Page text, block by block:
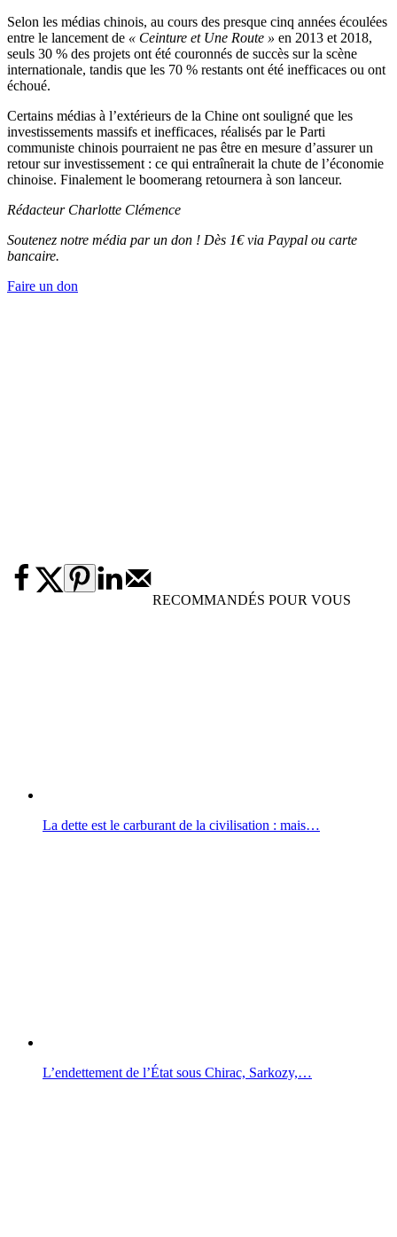
Selon les médias chinois, au cours des presque cinq années écoulées
entre le lancement de « Ceinture et Une Route » en 2013 et 2018,
seuls 30 % des projets ont été couronnés de succès sur la scène
internationale, tandis que les 70 % restants ont été inefficaces ou ont
échoué.
Certains médias à l’extérieurs de la Chine ont souligné que les
investissements massifs et inefficaces, réalisés par le Parti
communiste chinois pourraient ne pas être en mesure d’assurer un
retour sur investissement : ce qui entraînerait la chute de l’économie
chinoise. Finalement le boomerang retournera à son lanceur.
RédacteurCharlotte Clémence
Soutenez notre média par un don ! Dès 1€ via Paypal ou carte
bancaire.
Faire un don
RECOMMANDÉS POUR VOUS
La dette est le carburant de la civilisation : mais…
L’endettement de l’État sous Chirac, Sarkozy,…